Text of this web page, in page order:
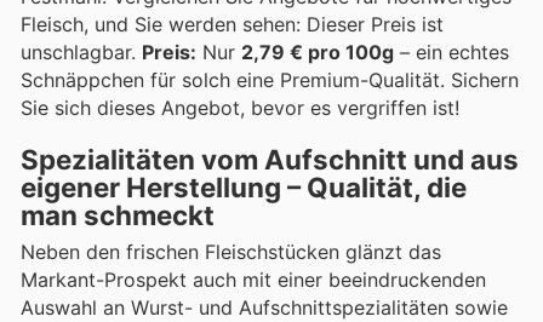
Fleisch, und Sie werden sehen: Dieser Preis ist
unschlagbar. Preis: Nur 2,79 € pro 100g – ein echtes
Schnäppchen für solch eine Premium-Qualität. Sichern
Sie sich dieses Angebot, bevor es vergriffen ist!
Spezialitäten vom Aufschnitt und aus
eigener Herstellung – Qualität, die
man schmeckt
Neben den frischen Fleischstücken glänzt das
Markant-Prospekt auch mit einer beeindruckenden
Auswahl an Wurst- und Aufschnittspezialitäten sowie